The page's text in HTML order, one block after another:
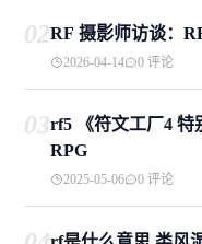
02RF 摄影师访谈：
2026-04-14 0 评论
03rf5 《符文工厂4 特
RPG
2025-05-06 0 评论